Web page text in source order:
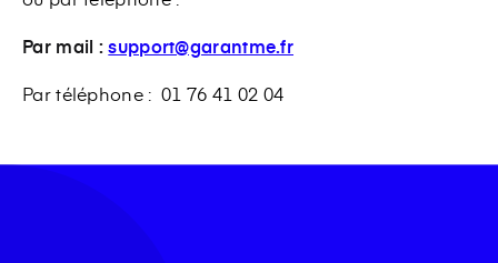
Par mail :support@garantme.fr
Par téléphone : 01 76 41 02 04